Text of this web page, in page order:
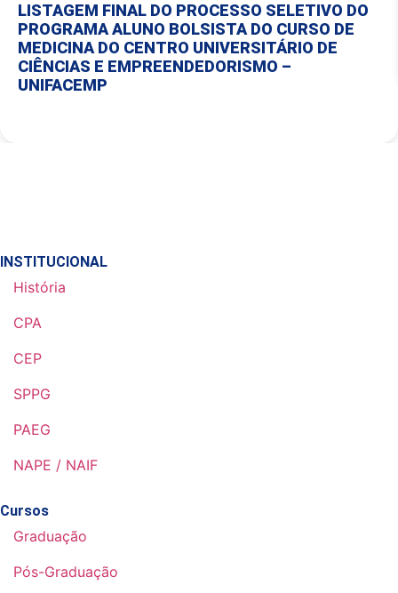
LISTAGEM FINAL DO PROCESSO SELETIVO DO
PROGRAMA ALUNO BOLSISTA DO CURSO DE
MEDICINA DO CENTRO UNIVERSITÁRIO DE
CIÊNCIAS E EMPREENDEDORISMO –
UNIFACEMP
INSTITUCIONAL
História
CPA
CEP
SPPG
PAEG
NAPE / NAIF
Cursos
Graduação
Pós-Graduação